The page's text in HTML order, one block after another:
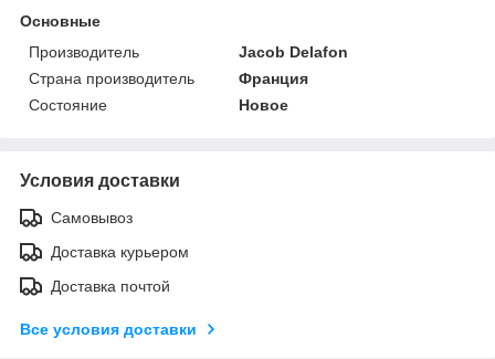
Основные
Производитель
Jacob Delafon
Страна производитель
Франция
Состояние
Новое
Условия доставки
Самовывоз
Доставка курьером
Доставка почтой
Все условия доставки